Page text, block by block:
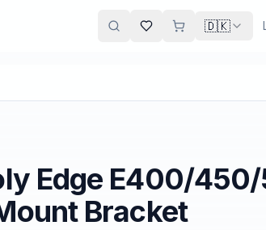
🇩🇰
Edge E400/
Bracket